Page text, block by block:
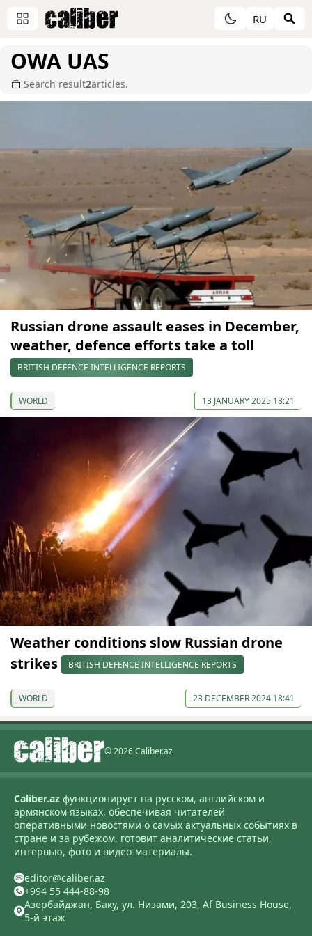
RU
OWA UAS
Search result2articles.
Russian drone assault eases in December,
weather, defence efforts take a toll
BRITISH DEFENCE INTELLIGENCE REPORTS
WORLD 13 JANUARY 2025 18:21
Weather conditions slow Russian drone
strikes
BRITISH DEFENCE INTELLIGENCE REPORTS
WORLD 23 DECEMBER 2024 18:41
© 2026 Caliber.az
Caliber.az функционирует на русском, английском и
армянском языках, обеспечивая читателей
оперативными новостями о самых актуальных событиях в
стране и за рубежом, готовит аналитические статьи,
интервью, фото и видео-материалы.
editor@caliber.az
+994 55 444-88-98
Азербайджан, Баку, ул. Низами, 203, Af Business House,
5-й этаж